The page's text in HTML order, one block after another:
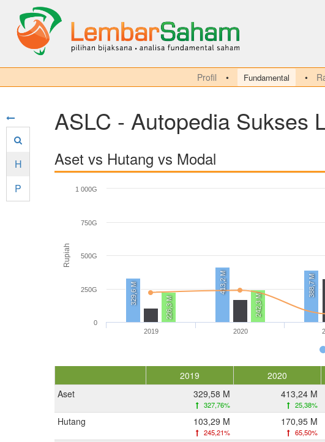
Profil Fundamental
H
P
ASLC - Autopedia Sukses
Aset vs Hutang vs Modal
Rupiah
329,6 M 413,2 M 388,7 M
226,3 M 242,3 M
2019 2020
0
250G
500G
750G
1 000G
2019 2020
Aset
329,58 M
327,76%
413,24 M
25,38%
Hutang 103,29 M
245,21%
170,95 M
65,50%